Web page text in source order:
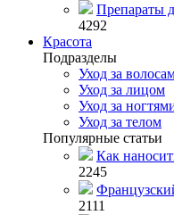
Препараты
4292
Красота
Подразделы
Уход за
Уход за лицом
Уход за
Уход за телом
Популярные статьи
Как
2245
2111